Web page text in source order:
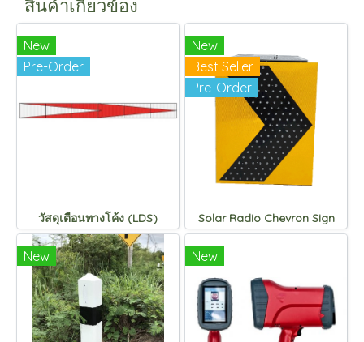
สินค้าเกี่ยวข้อง
New
Pre-Order
วัสดุเตือนทางโค้ง (LDS)
New
Best Seller
Pre-Order
Solar Radio Chevron Sign
New New